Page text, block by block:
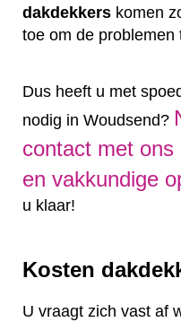
dakdekkers komen
toe om de problemen
Dus heeft u met
nodig in Woudsend?
contact met
en vakkundige
u klaar!
Kosten
U vraagt zich vast af